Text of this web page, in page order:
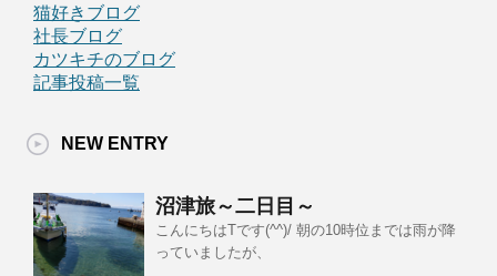
猫好きブログ
社長ブログ
カツキチのブログ
記事投稿一覧
NEW ENTRY
沼津旅～二日目～
こんにちはTです(^^)/ 朝の10時位までは雨が降
っていましたが、